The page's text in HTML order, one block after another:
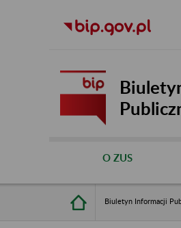
O ZUS
Biuletyn Informacji